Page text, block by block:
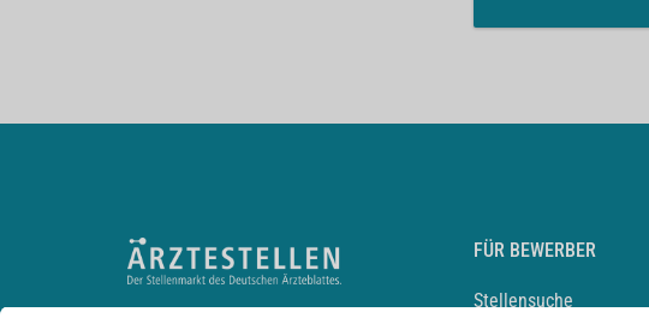
FÜR BEWERBER
Stellensuche